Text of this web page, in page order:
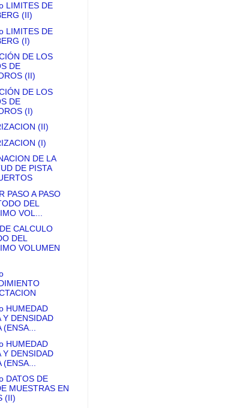
LIMITES DE
(II)
LIMITES DE
(I)
DE LOS
DE
(II)
DE LOS
DE
(I)
(II)
(I)
DE LA
DE PISTA
PASO A PASO
DEL
VOL...
CALCULO
DEL
VOLUMEN
HUMEDAD
Y DENSIDAD
(ENSA...
HUMEDAD
Y DENSIDAD
DATOS DE
MUESTRAS EN
(II)